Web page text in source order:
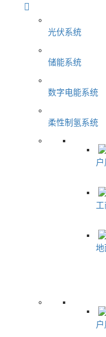
光伏系统
储能系统
数字电能系统
柔性制氢系统
地